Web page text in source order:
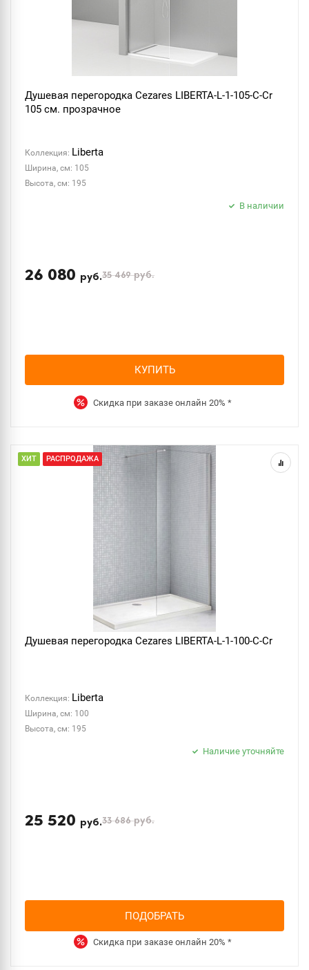
Душевая перегородка Cezares LIBERTA-L-1-105-C-Cr
105 см. прозрачное
Коллекция: Liberta
Ширина, см: 105
Высота, см: 195
В наличии
26 080 руб.35 469руб.
КУПИТЬ
Скидка при заказе онлайн 20% *
ХИТ РАСПРОДАЖА
Душевая перегородка Cezares LIBERTA-L-1-100-C-Cr
Коллекция: Liberta
Ширина, см: 100
Высота, см: 195
Наличие уточняйте
25 520 руб.33 686руб.
ПОДОБРАТЬ
Скидка при заказе онлайн 20% *